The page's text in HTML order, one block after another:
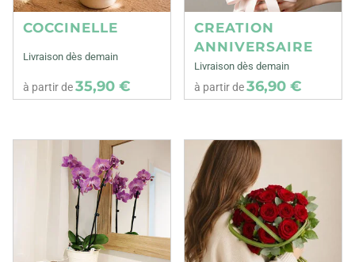
COCCINELLE
Livraison dès demain
à partir de35,90 €
CREATION
ANNIVERSAIRE
Livraison dès demain
à partir de36,90 €